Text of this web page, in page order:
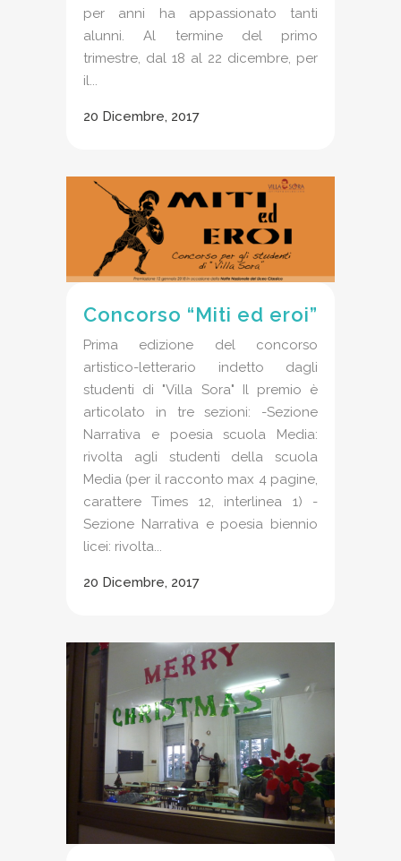
per anni ha appassionato tanti
alunni. Al termine del primo
trimestre, dal 18 al 22 dicembre, per
il...
20 Dicembre, 2017
Concorso “Miti ed eroi”
Prima edizione del concorso
artistico-letterario indetto dagli
studenti di "Villa Sora" Il premio è
articolato in tre sezioni: -Sezione
Narrativa e poesia scuola Media:
rivolta agli studenti della scuola
Media (per il racconto max 4 pagine,
carattere Times 12, interlinea 1) -
Sezione Narrativa e poesia biennio
licei: rivolta...
20 Dicembre, 2017